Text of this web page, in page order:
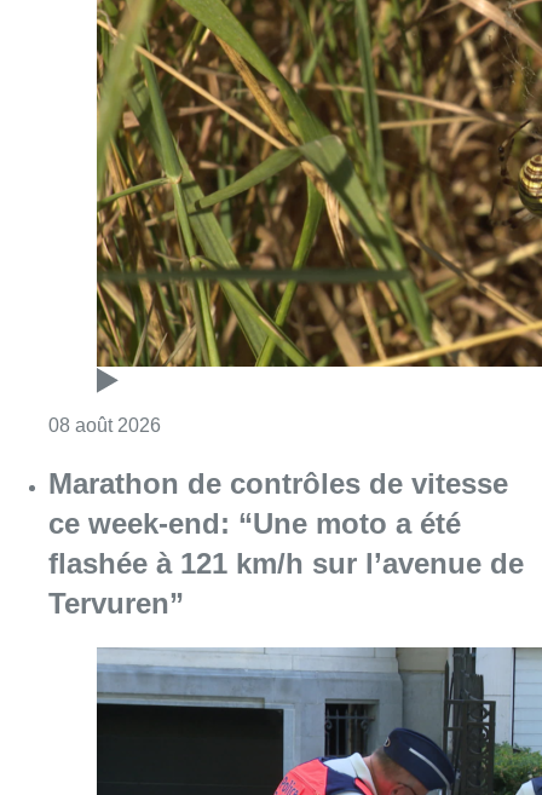
08 août 2026Consulter l'article "Au Moeraske, Bart
Marathon de contrôles de vitesse
ce week-end: “Une moto a été
flashée à 121 km/h sur l’avenue de
Tervuren”
Consulter l'article "Marathon de contrôles